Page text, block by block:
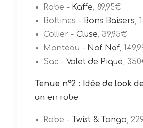
Robe - Kaffe , 89,95€
Bottines - Bons Baisers ,
Collier - Cluse , 39,95€
Manteau - Naf Naf,
Sac - Valet de Pique ,
Tenue n°2 : Idée de look
an en robe
Robe - Twist & Tango ,